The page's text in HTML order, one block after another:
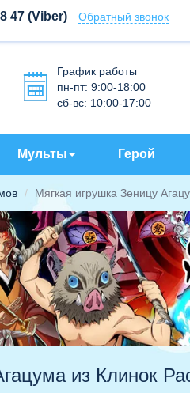
47(Viber) Обратный звонок
График работы
пн-пт: 9:00-18:00
сб-вс: 10:00-17:00
Мульты Герой
Мягкая игрушка Зеницу
из Клинок